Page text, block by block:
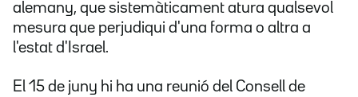
alemany, que sistemàticament atura qualsevol
mesura que perjudiqui d'una forma o altra a
l'estat d'Israel.
El 15 de juny hi ha una reunió del Consell de